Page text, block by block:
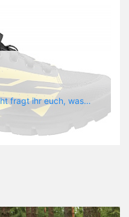
Deemax Pro Schuh Vielleicht fragt ihr euch, was ein Schuh mit Deemax zu tun hat? Nun, hier spielt vor allem der Einsatzzweck eine Rolle: Deemax steht für Gravity pur und dafür ist auch der neue Schuh gedacht, der vor allem den Ideen von Downhill Legende Fabien Barel entspricht. Der Schuh soll ganz der Deemax Philosophie entsprechen: kompromisslose Funktion, effizient und hoher Komfort standen auf der Wunschliste von Fabien. Und das kam dabei heraus: - die neue „Energy Grip AM“ Sohle bietet maximale Stabilität und optimalen Grip auf dem Pedal. - die „Ergo Fit“ Innensohle soll super hohen Komfort bieten und optimal sitzen und zwar den ganzen Tag lang. - eine 3D-Mesch-Konstruktion soll den Fuß belüften und sowohl bei Sonne also auch unter kühlen Bedingungen für optimales Fußklima sorgen - die Assymetrische Konstruktion mit höherem Seitenteil innen soll den Knöchel optimal schützen - extra Schutz für die Zehen und die Fersen